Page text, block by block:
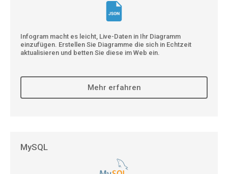
Infogram macht es leicht, Live-Daten in Ihr Diagramm
einzufügen. Erstellen Sie Diagramme die sich in Echtzeit
aktualisieren und betten Sie diese im Web ein.
Mehr erfahren
MySQL